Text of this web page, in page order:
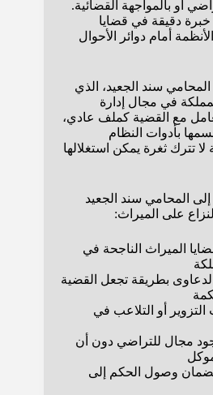
أو بالمواجهة القضائية.
خبرة دقيقة في قضايا
أمام دوائر الأحوال
المحامي سند الجعيد، الذي
في مجال إدارة
مع القضية كملف عادي،
بأدوات النظام
تترك ثغرة يمكن استغلالها
إلى المحامي سند الجعيد
على الميراث:
الميراث الناجحة في
بطريقة تجعل القضية
أو التلاعب في
مجال للتراضي دون أن
لضمان وصول الحكم إلى